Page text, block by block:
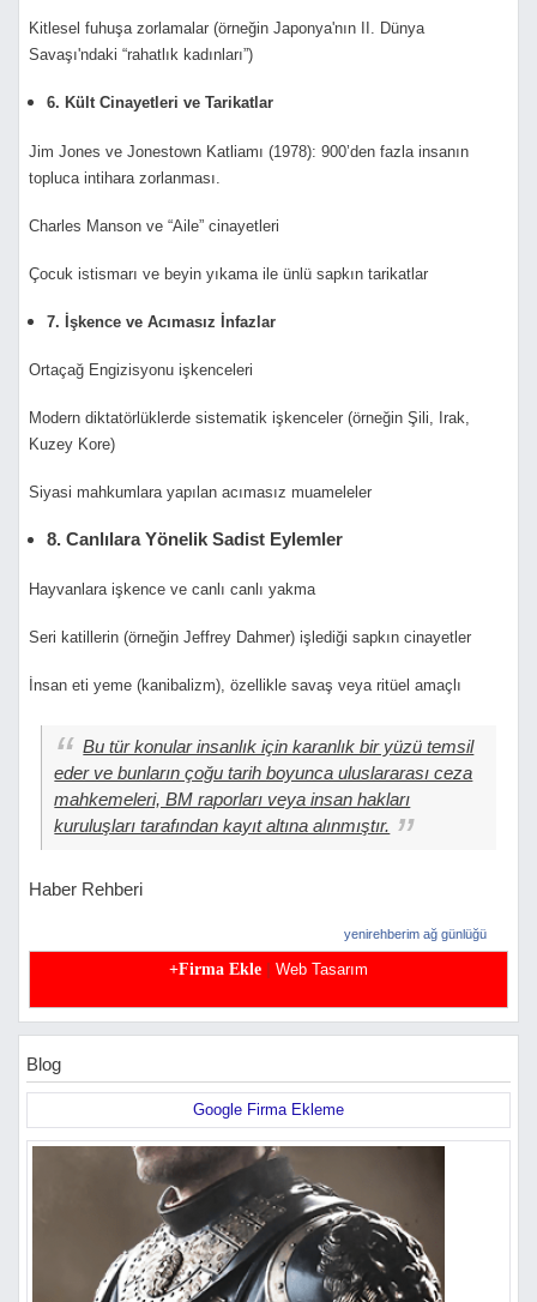
Kitlesel fuhuşa zorlamalar (örneğin Japonya'nın II. Dünya
Savaşı'ndaki “rahatlık kadınları”)
6. Kült Cinayetleri ve Tarikatlar
Jim Jones ve Jonestown Katliamı (1978): 900’den fazla insanın
topluca intihara zorlanması.
Charles Manson ve “Aile” cinayetleri
Çocuk istismarı ve beyin yıkama ile ünlü sapkın tarikatlar
7. İşkence ve Acımasız İnfazlar
Ortaçağ Engizisyonu işkenceleri
Modern diktatörlüklerde sistematik işkenceler (örneğin Şili, Irak,
Kuzey Kore)
Siyasi mahkumlara yapılan acımasız muameleler
8. Canlılara Yönelik Sadist Eylemler
Hayvanlara işkence ve canlı canlı yakma
Seri katillerin (örneğin Jeffrey Dahmer) işlediği sapkın cinayetler
İnsan eti yeme (kanibalizm), özellikle savaş veya ritüel amaçlı
Bu tür konular insanlık için karanlık bir yüzü temsil
eder ve bunların çoğu tarih boyunca uluslararası ceza
mahkemeleri, BM raporları veya insan hakları
kuruluşları tarafından kayıt altına alınmıştır.
Haber Rehberi
yenirehberim ağ günlüğü
+Firma Ekle | Web Tasarım
Blog
Google Firma Ekleme